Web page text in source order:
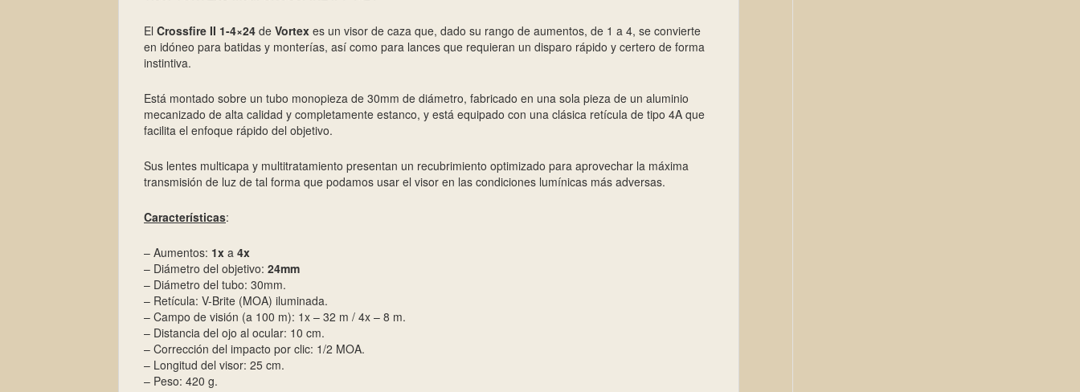
El Crossfire II 1-4×24 de Vortex es un visor de caza que, dado su rango de aumentos, de 1 a 4, se convierte
en idóneo para batidas y monterías, así como para lances que requieran un disparo rápido y certero de forma
instintiva.
Está montado sobre un tubo monopieza de 30mm de diámetro, fabricado en una sola pieza de un aluminio
mecanizado de alta calidad y completamente estanco, y está equipado con una clásica retícula de tipo 4A que
facilita el enfoque rápido del objetivo.
Sus lentes multicapa y multitratamiento presentan un recubrimiento optimizado para aprovechar la máxima
transmisión de luz de tal forma que podamos usar el visor en las condiciones lumínicas más adversas.
Características:
– Aumentos: 1x a 4x
– Diámetro del objetivo: 24mm
– Diámetro del tubo: 30mm.
– Retícula: V-Brite (MOA) iluminada.
– Campo de visión (a 100 m): 1x – 32 m / 4x – 8 m.
– Distancia del ojo al ocular: 10 cm.
– Corrección del impacto por clic: 1/2 MOA.
– Longitud del visor: 25 cm.
– Peso: 420 g.